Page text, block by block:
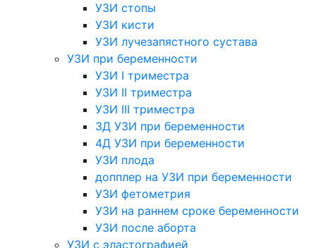
УЗИ стопы
УЗИ кисти
УЗИ лучезапястного сустава
УЗИ при беременности
УЗИ I триместра
УЗИ II триместра
УЗИ III триместра
3Д УЗИ при беременности
4Д УЗИ при беременности
УЗИ плода
допплер на УЗИ при беременности
УЗИ фетометрия
УЗИ на раннем сроке беременности
УЗИ после аборта
УЗИ с эластографией